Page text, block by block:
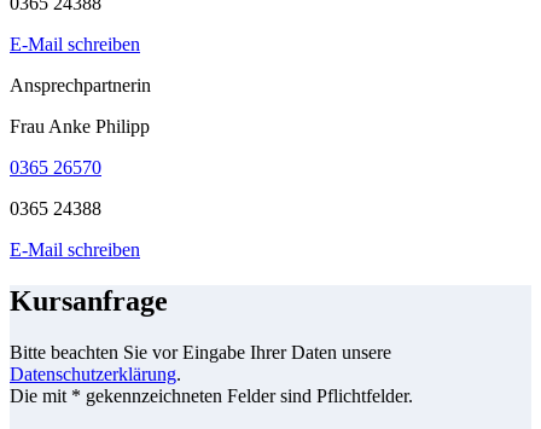
E-Mail schreiben
Ansprechpartnerin
Frau Anke Philipp
0365 26570
0365 24388
E-Mail schreiben
Kursanfrage
Bitte beachten Sie vor Eingabe Ihrer Daten unsere
Datenschutzerklärung.
Die mit * gekennzeichneten Felder sind Pflichtfelder.